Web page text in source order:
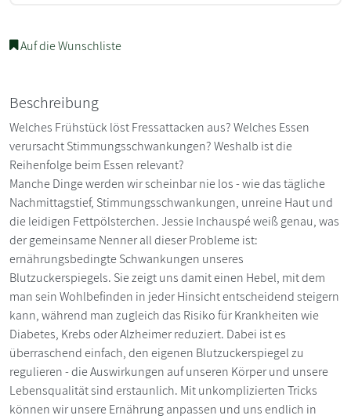
Auf die Wunschliste
Beschreibung
Welches Frühstück löst Fressattacken aus? Welches Essen
verursacht Stimmungsschwankungen? Weshalb ist die
Reihenfolge beim Essen relevant?
Manche Dinge werden wir scheinbar nie los - wie das tägliche
Nachmittagstief, Stimmungsschwankungen, unreine Haut und
die leidigen Fettpölsterchen. Jessie Inchauspé weiß genau, was
der gemeinsame Nenner all dieser Probleme ist:
ernährungsbedingte Schwankungen unseres
Blutzuckerspiegels. Sie zeigt uns damit einen Hebel, mit dem
man sein Wohlbefinden in jeder Hinsicht entscheidend steigern
kann, während man zugleich das Risiko für Krankheiten wie
Diabetes, Krebs oder Alzheimer reduziert. Dabei ist es
überraschend einfach, den eigenen Blutzuckerspiegel zu
regulieren - die Auswirkungen auf unseren Körper und unsere
Lebensqualität sind erstaunlich. Mit unkomplizierten Tricks
können wir unsere Ernährung anpassen und uns endlich in